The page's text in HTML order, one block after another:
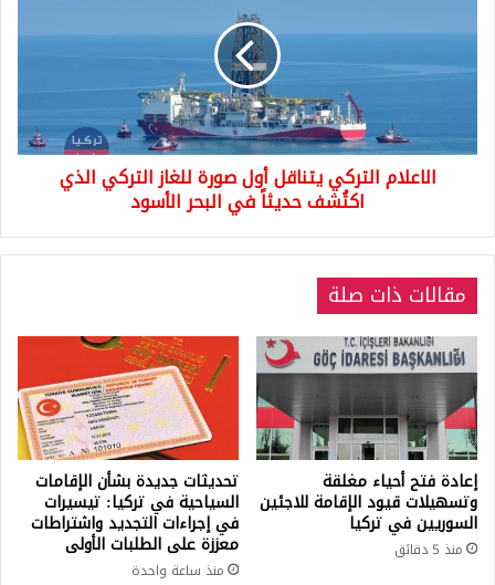
أول
للغاز
اكتُشف
الأسود
الاعلام التركي يتناقل أول صورة للغاز التركي الذي
اكتُشف حديثاً في البحر الأسود
مقالات ذات صلة
إعادة فتح أحياء مغلقة
وتسهيلات قيود الإقامة للاجئين
السوريين في تركيا
منذ 5 دقائق
تحديثات جديدة بشأن الإقامات
السياحية في تركيا: تيسيرات
في إجراءات التجديد واشتراطات
معززة على الطلبات الأولى
منذ ساعة واحدة